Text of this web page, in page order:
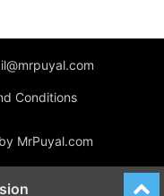
Conditions
MrPuyal.com